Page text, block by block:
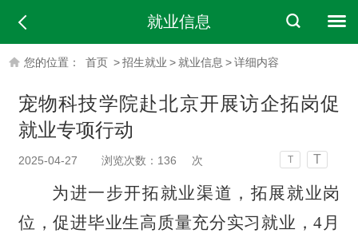
就业信息
您的位置： 首页 >招生就业 >就业信息 >详细内容
宠物科技学院赴北京开展访企拓岗促
就业专项行动
2025-04-27 浏览次数： 136 次 T T
为进一步开拓就业渠道，拓展就业岗
位，促进毕业生高质量充分实习就业，4月